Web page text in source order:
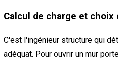
Calcul de charge et choix
C'est l'ingénieur structure qui
adéquat. Pour ouvrir un mur